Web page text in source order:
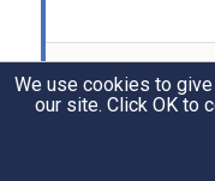
Rashi on
EXPLAIN
We use cookies to
our site. Click OK to